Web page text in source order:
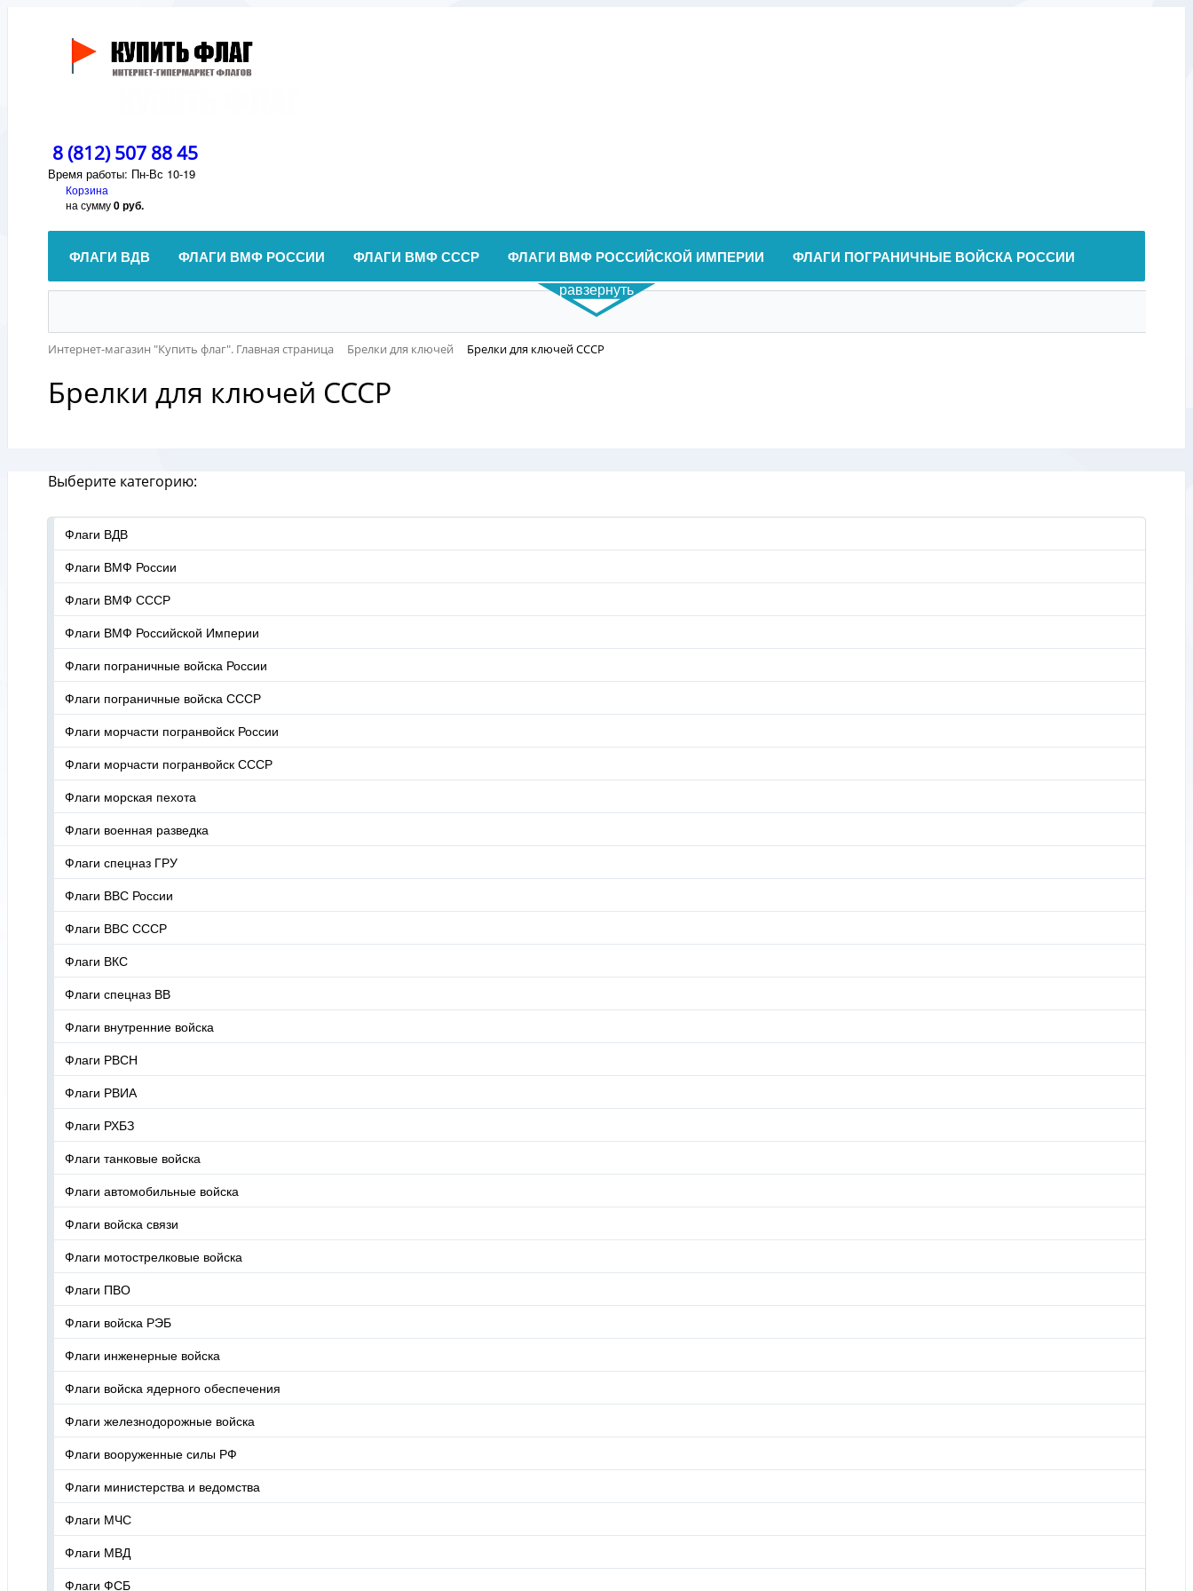
8 (812) 507 88 45
Время работы: Пн-Вс 10-19
Корзина
на сумму0 руб.
ФЛАГИ ВДВ ФЛАГИ ВМФ РОССИИ ФЛАГИ ВМФ СССР ФЛАГИ ВМФ РОССИЙСКОЙ ИМПЕРИИ ФЛАГИ ПОГРАНИЧНЫЕ ВОЙСКА РОССИИ
равзернуть
Интернет-магазин "Купить флаг". Главная страница Брелки для ключей Брелки для ключей СССР
Брелки для ключей СССР
Выберите категорию:
Флаги ВДВ
Флаги ВМФ России
Флаги ВМФ СССР
Флаги ВМФ Российской Империи
Флаги пограничные войска России
Флаги пограничные войска СССР
Флаги морчасти погранвойск России
Флаги морчасти погранвойск СССР
Флаги морская пехота
Флаги военная разведка
Флаги спецназ ГРУ
Флаги ВВС России
Флаги ВВС СССР
Флаги ВКС
Флаги спецназ ВВ
Флаги внутренние войска
Флаги РВСН
Флаги РВИА
Флаги РХБЗ
Флаги танковые войска
Флаги автомобильные войска
Флаги войска связи
Флаги мотострелковые войска
Флаги ПВО
Флаги войска РЭБ
Флаги инженерные войска
Флаги войска ядерного обеспечения
Флаги железнодорожные войска
Флаги вооруженные силы РФ
Флаги министерства и ведомства
Флаги МЧС
Флаги МВД
Флаги ФСБ